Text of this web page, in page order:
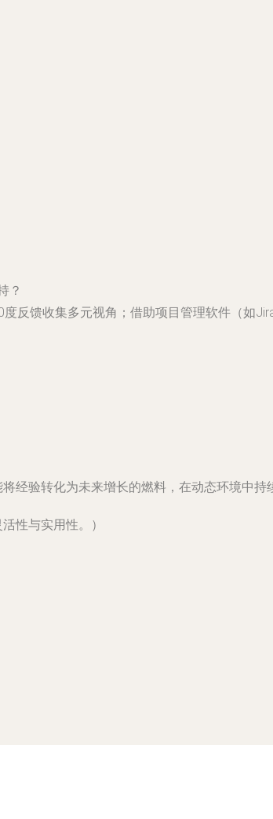
？
反馈收集多元视角；借助项目管理软件（如
经验转化为未来增长的燃料，在动态环境中持
性与实用性。）